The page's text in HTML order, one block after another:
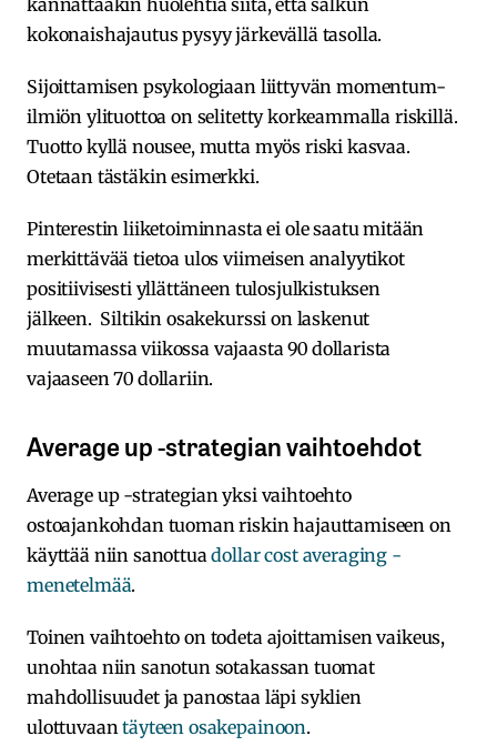
kokonaishajautus pysyy järkevällä tasolla.
Sijoittamisen psykologiaan liittyvän momentum-
ilmiön ylituottoa on selitetty korkeammalla riskillä.
Tuotto kyllä nousee, mutta myös riski kasvaa.
Otetaan tästäkin esimerkki.
Pinterestin liiketoiminnasta ei ole saatu mitään
merkittävää tietoa ulos viimeisen analyytikot
positiivisesti yllättäneen tulosjulkistuksen
jälkeen. Siltikin osakekurssi on laskenut
muutamassa viikossa vajaasta 90 dollarista
vajaaseen 70 dollariin.
Average up -strategian vaihtoehdot
Average up -strategian yksi vaihtoehto
ostoajankohdan tuoman riskin hajauttamiseen on
käyttää niin sanottuadollar cost averaging -
menetelmää.
Toinen vaihtoehto on todeta ajoittamisen vaikeus,
unohtaa niin sanotun sotakassan tuomat
mahdollisuudet ja panostaa läpi syklien
ulottuvaantäyteen osakepainoon.